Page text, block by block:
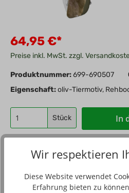
64,95 €*
Preise inkl. MwSt. zzgl.
Produktnummer:699-690507
Eigenschaft:oliv-Tiermotiv,
Stück In
Wir respektieren
Diese Website verwendet
Erfahrung bieten zu